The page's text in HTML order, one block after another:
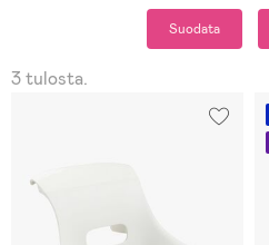
Suodata
3 tulosta.